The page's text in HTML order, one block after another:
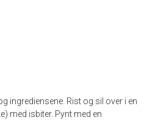
ingrediensene. Rist og sil over i en
med isbiter. Pynt med en